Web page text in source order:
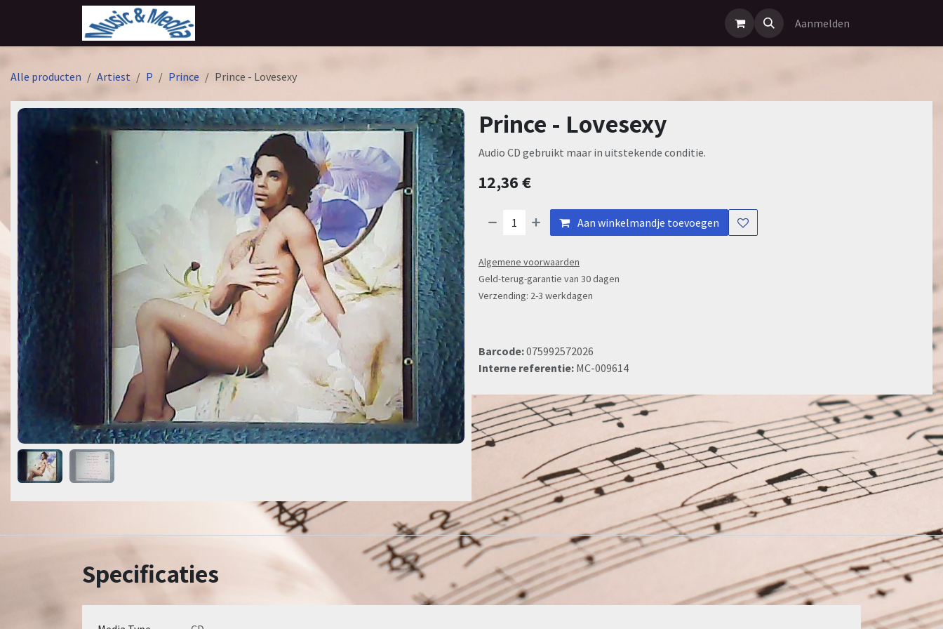
Overslaan naar inhoud
Aanmelden
Alle producten Artiest P Prince Prince - Lovesexy
Prince - Lovesexy
Audio CD gebruikt maar in uitstekende conditie.
12,36€
Aan winkelmandje toevoegen
Algemene voorwaarden
Geld-terug-garantie van 30 dagen
Verzending: 2-3 werkdagen
Barcode:075992572026
Interne referentie: MC-009614
Specificaties